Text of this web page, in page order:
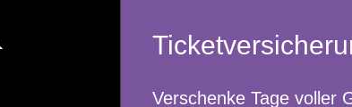
Verschenke Tage voller